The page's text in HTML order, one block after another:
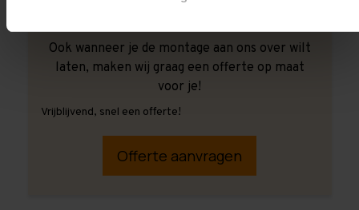
Ook wanneer je de montage aan ons over wilt
laten, maken wij graag een offerte op maat
voor je!
Vrijblijvend, snel een offerte!
Offerte aanvragen